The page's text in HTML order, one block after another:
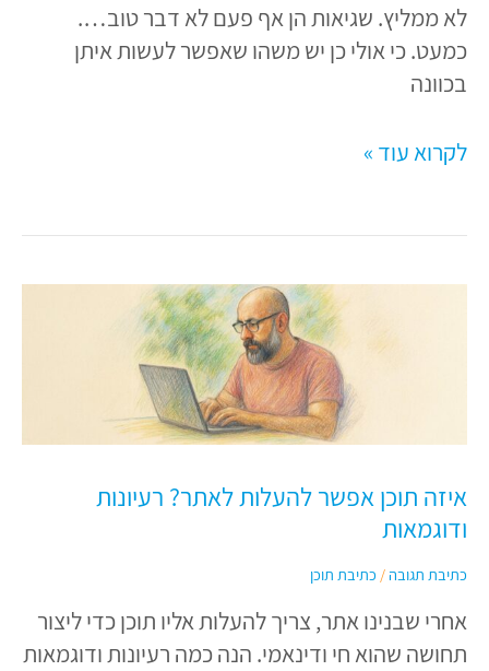
לא ממליץ. שגיאות הן אף פעם לא דבר טוב….
כמעט. כי אולי כן יש משהו שאפשר לעשות איתן
בכוונה
לקרוא עוד »
איזה תוכן אפשר להעלות לאתר? רעיונות
ודוגמאות
כתיבת תגובה/ כתיבת תוכן
אחרי שבנינו אתר, צריך להעלות אליו תוכן כדי ליצור
תחושה שהוא חי ודינאמי. הנה כמה רעיונות ודוגמאות
ודוגמאות